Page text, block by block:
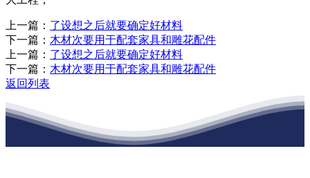
上一篇： 了设想之后就要确定好材料
下一篇： 木材次要用于配套家具和雕花配件
上一篇： 了设想之后就要确定好材料
下一篇： 木材次要用于配套家具和雕花配件
返回列表